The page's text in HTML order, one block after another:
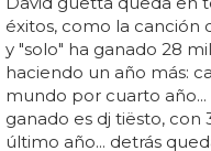
éxitos, como la canción
y "solo" ha ganado 28
haciendo un año más:
mundo por cuarto
ganado es dj tiësto, con
último año... detrás